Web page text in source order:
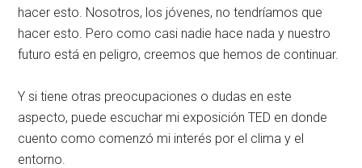
hacer esto. Nosotros, los jóvenes, no tendríamos que
hacer esto. Pero como casi nadie hace nada y nuestro
futuro está en peligro, creemos que hemos de continuar.
Y si tiene otras preocupaciones o dudas en este
aspecto, puede escuchar mi exposición TED en donde
cuento como comenzó mi interés por el clima y el
entorno.